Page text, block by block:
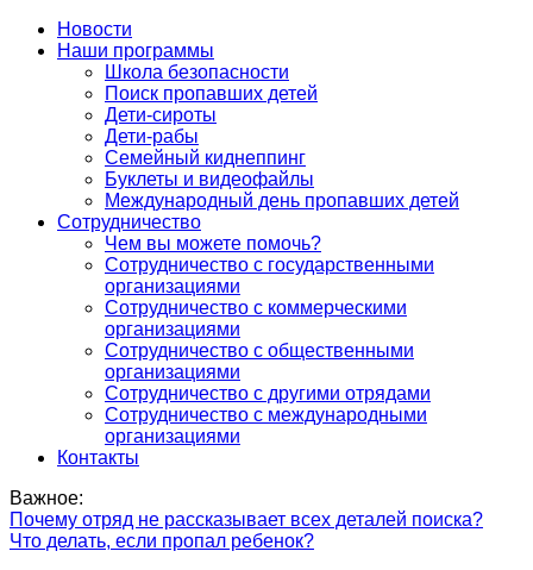
Новости
Наши программы
Школа безопасности
Поиск пропавших детей
Дети-сироты
Дети-рабы
Семейный киднеппинг
Буклеты и видеофайлы
Международный день пропавших детей
Сотрудничество
Чем вы можете помочь?
Сотрудничество с государственными
организациями
Сотрудничество с коммерческими
организациями
Сотрудничество с общественными
организациями
Сотрудничество с другими отрядами
Сотрудничество с международными
организациями
Контакты
Важное:
Почему отряд не рассказывает всех деталей поиска?
Что делать, если пропал ребенок?